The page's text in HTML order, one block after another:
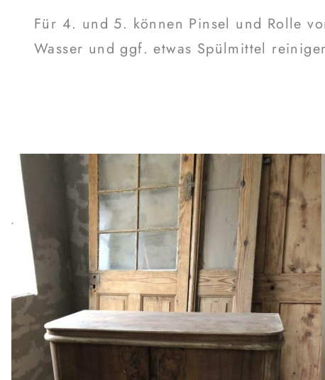
Für 4. und 5. können Pinsel und Rolle
Wasser und ggf. etwas Spülmittel